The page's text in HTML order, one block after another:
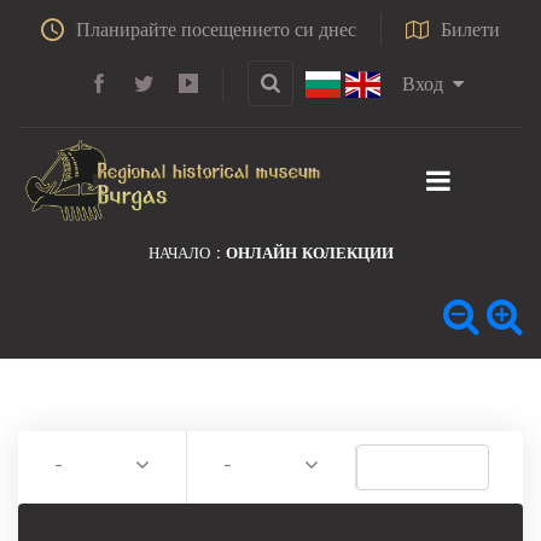
Планирайте посещението си днес Билети
Вход
НАЧАЛО ОНЛАЙН КОЛЕКЦИИ
- -